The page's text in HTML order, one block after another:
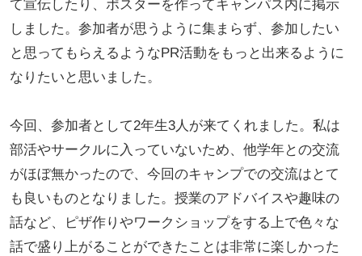
て宣伝したり、ポスターを作ってキャンパス内に掲示
しました。参加者が思うように集まらず、参加したい
と思ってもらえるようなPR活動をもっと出来るように
なりたいと思いました。
今回、参加者として2年生3人が来てくれました。私は
部活やサークルに入っていないため、他学年との交流
がほぼ無かったので、今回のキャンプでの交流はとて
も良いものとなりました。授業のアドバイスや趣味の
話など、ピザ作りやワークショップをする上で色々な
話で盛り上がることができたことは非常に楽しかった